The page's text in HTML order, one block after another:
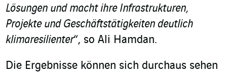
Lösungen und macht ihre Infrastrukturen,
Projekte und Geschäftstätigkeiten deutlich
klimaresilienter“, so Ali Hamdan.
Die Ergebnisse können sich durchaus sehen